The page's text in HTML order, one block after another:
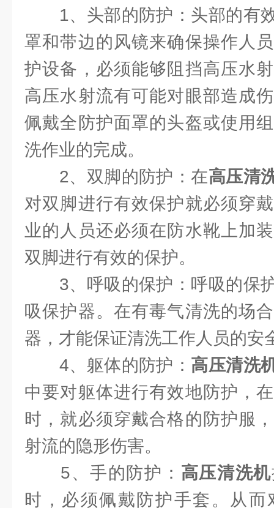
1、头部的防护：头部的有
罩和带边的风镜来确保操作人
护设备，必须能够阻挡高压水
高压水射流有可能对眼部造成
佩戴全防护面罩的头盔或使用
洗作业的完成。
2、双脚的防护：在高压清
对双脚进行有效保护就必须穿
业的人员还必须在防水靴上加
双脚进行有效的保护。
3、呼吸的保护：呼吸的保
吸保护器。在有毒气清洗的场
器，才能保证清洗工作人员的安
4、躯体的防护： 高压清洗
中要对躯体进行有效地防护，
时，就必须穿戴合格的防护服
射流的隐形伤害。
5、手的防护： 高压清洗机
时，必须佩戴防护手套。从